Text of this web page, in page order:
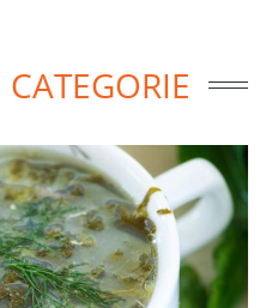
CATEGORIE